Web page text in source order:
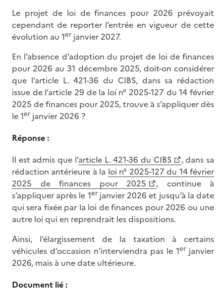
Le projet de loi de finances pour 2026 prévoyait
cependant de reporter l’entrée en vigueur de cette
évolution au 1er janvier 2027.
En l’absence d’adoption du projet de loi de finances
pour 2026 au 31 décembre 2025, doit-on considérer
que l’article L. 421-36 du CIBS, dans sa rédaction
issue de l’article 29 de la loi n° 2025-127 du 14 février
2025 de finances pour 2025, trouve à s’appliquer dès
le 1er janvier 2026 ?
Réponse :
Il est admis que l’article L. 421-36 du CIBS
, dans sa
rédaction antérieure à la loi n° 2025-127 du 14 février
2025 de finances pour 2025
, continue à
s’appliquer après le 1erjanvier 2026 et jusqu’à la date
qui sera fixée par la loi de finances pour 2026 ou une
autre loi qui en reprendrait les dispositions.
Ainsi, l’élargissement de la taxation à certains
véhicules d’occasion n’interviendra pas le 1er janvier
2026, mais à une date ultérieure.
Document lié :